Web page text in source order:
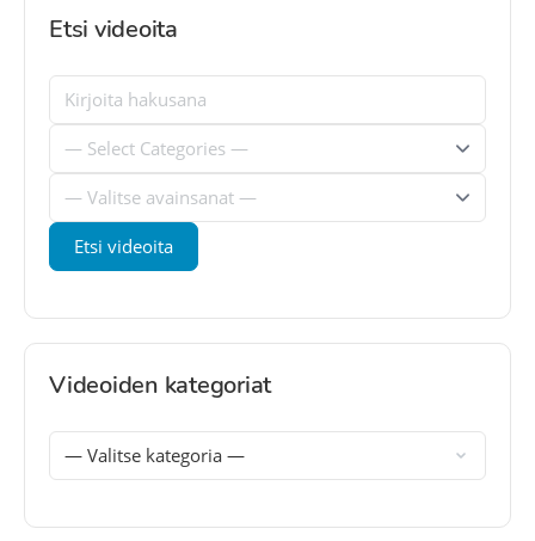
Etsi videoita
Videoiden kategoriat